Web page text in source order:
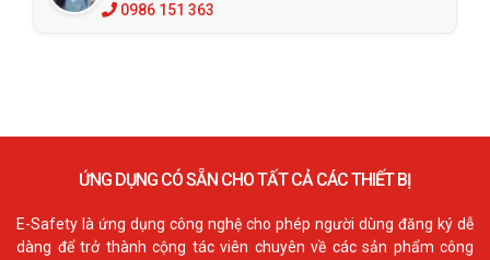
0986 151 363
ỨNG DỤNG CÓ SẴN CHO TẤT CẢ CÁC THIẾT BỊ
E-Safety là ứng dụng công nghệ cho phép người dùng đăng ký dễ
dàng để trở thành cộng tác viên chuyên về các sản phẩm công